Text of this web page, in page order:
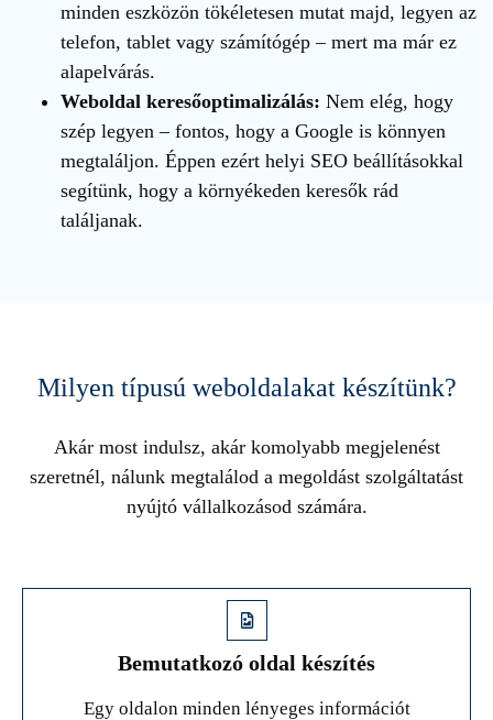
minden eszközön tökéletesen mutat majd, legyen az
telefon, tablet vagy számítógép – mert ma már ez
alapelvárás.
Weboldal keresőoptimalizálás: Nem elég, hogy
szép legyen – fontos, hogy a Google is könnyen
megtaláljon. Éppen ezért helyi SEO beállításokkal
segítünk, hogy a környékeden keresők rád
találjanak.
Milyen típusú weboldalakat készítünk?
Akár most indulsz, akár komolyabb megjelenést
szeretnél, nálunk megtalálod a megoldást szolgáltatást
nyújtó vállalkozásod számára.
Bemutatkozó oldal készítés
Egy oldalon minden lényeges információt